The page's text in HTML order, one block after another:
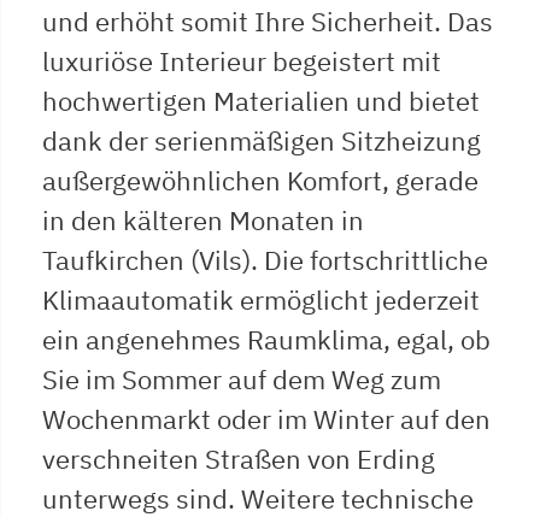
und erhöht somit Ihre Sicherheit. Das
luxuriöse Interieur begeistert mit
hochwertigen Materialien und bietet
dank der serienmäßigen Sitzheizung
außergewöhnlichen Komfort, gerade
in den kälteren Monaten in
Taufkirchen (Vils). Die fortschrittliche
Klimaautomatik ermöglicht jederzeit
ein angenehmes Raumklima, egal, ob
Sie im Sommer auf dem Weg zum
Wochenmarkt oder im Winter auf den
verschneiten Straßen von Erding
unterwegs sind. Weitere technische